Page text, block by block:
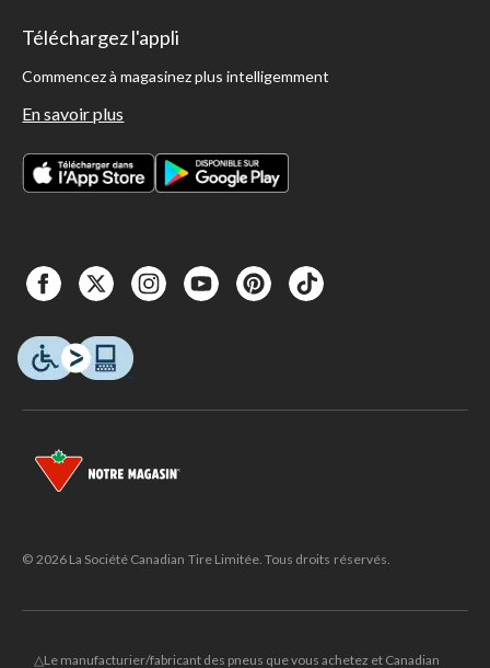
Téléchargez l'appli
Commencez à magasinez plus intelligemment
En savoir plus
© 2026 La Société Canadian Tire Limitée. Tous droits réservés.
△Le manufacturier/fabricant des pneus que vous achetez et Canadian